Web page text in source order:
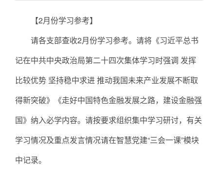
【2月份学习参考】
请各支部查收2月份学习参考。请将《习近平总书
记在中共中央政治局第二十四次集体学习时强调 发挥
比较优势 坚持稳中求进 推动我国未来产业发展不断取
得新突破》《走好中国特色金融发展之路，建设金融强
国》纳入必学内容。请按要求组织集中学习研讨，有关
学习情况及重点发言情况请在智慧党建“三会一课”模块
中记录。